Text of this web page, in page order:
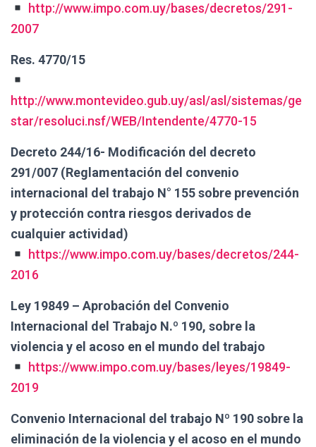
http://www.impo.com.uy/bases/decretos/291-
2007
Res. 4770/15
http://www.montevideo.gub.uy/asl/asl/sistemas/ge
star/resoluci.nsf/WEB/Intendente/4770-15
Decreto 244/16- Modificación del decreto
291/007 (Reglamentación del convenio
internacional del trabajo N° 155 sobre prevención
y protección contra riesgos derivados de
cualquier actividad)
https://www.impo.com.uy/bases/decretos/244-
2016
Ley 19849 – Aprobación del Convenio
Internacional del Trabajo N.º 190, sobre la
violencia y el acoso en el mundo del trabajo
https://www.impo.com.uy/bases/leyes/19849-
2019
Convenio Internacional del trabajo Nº 190 sobre la
eliminación de la violencia y el acoso en el mundo